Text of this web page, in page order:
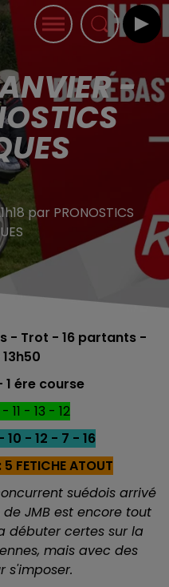
-
par PRONOSTICS
- Trot - 16 partants -
1 ére course
11 - 13 - 12
- 12 - 7 - 16
FETICHE ATOUT
suédois arrivé
JMB est encore tout
débuter certes sur la
mais avec des
s'imposer.